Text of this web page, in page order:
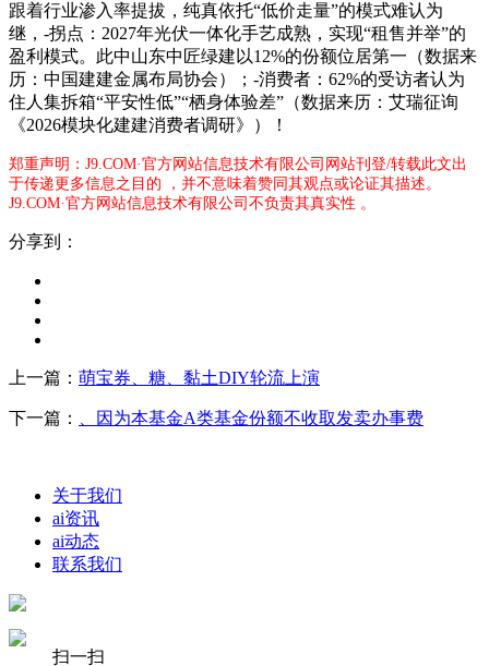
跟着行业渗入率提拔，纯真依托“低价走量”的模式难认为
继，-拐点：2027年光伏一体化手艺成熟，实现“租售并举”的
盈利模式。此中山东中匠绿建以12%的份额位居第一（数据来
历：中国建建金属布局协会）；-消费者：62%的受访者认为
住人集拆箱“平安性低”“栖身体验差”（数据来历：艾瑞征询
《2026模块化建建消费者调研》）！
郑重声明：J9.COM·官方网站信息技术有限公司网站刊登/转载此文出
于传递更多信息之目的 ，并不意味着赞同其观点或论证其描述。
J9.COM·官方网站信息技术有限公司不负责其真实性 。
分享到：
上一篇： 萌宝券、糖、黏土DIY轮流上演
下一篇： 、因为本基金A类基金份额不收取发卖办事费
关于我们
ai资讯
ai动态
联系我们
扫一扫